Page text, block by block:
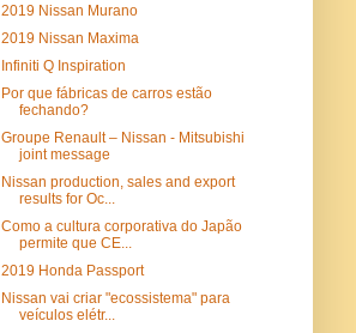
2019 Nissan Murano
2019 Nissan Maxima
Infiniti Q Inspiration
Por que fábricas de carros estão
fechando?
Groupe Renault – Nissan - Mitsubishi
joint message
Nissan production, sales and export
results for Oc...
Como a cultura corporativa do Japão
permite que CE...
2019 Honda Passport
Nissan vai criar "ecossistema" para
veículos elétr...